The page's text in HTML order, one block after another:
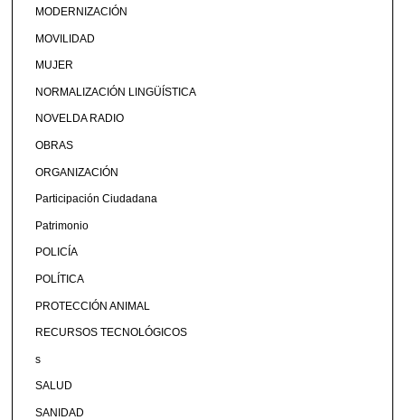
MODERNIZACIÓN
MOVILIDAD
MUJER
NORMALIZACIÓN LINGÜÍSTICA
NOVELDA RADIO
OBRAS
ORGANIZACIÓN
Participación Ciudadana
Patrimonio
POLICÍA
POLÍTICA
PROTECCIÓN ANIMAL
RECURSOS TECNOLÓGICOS
s
SALUD
SANIDAD